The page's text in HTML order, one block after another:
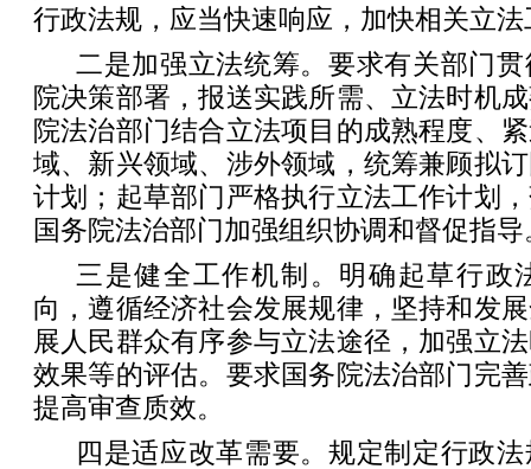
行政法规，应当快速响应，加快相关立法
二是加强立法统筹。要求有关部门
院决策部署，报送实践所需、立法时机
院法治部门结合立法项目的成熟程度、
域、新兴领域、涉外领域，统筹兼顾拟
计划；起草部门严格执行立法工作计划
国务院法治部门加强组织协调和督促指导
三是健全工作机制。明确起草行政
向，遵循经济社会发展规律，坚持和发
展人民群众有序参与立法途径，加强立
效果等的评估。要求国务院法治部门完
提高审查质效。
四是适应改革需要。规定制定行政